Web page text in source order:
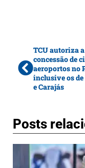
TCU autoriza a
concessão de
aeroportos no
inclusive os
e Carajás
Posts